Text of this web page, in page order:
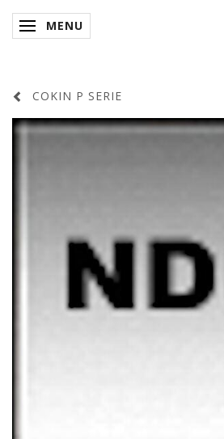
SKIFTE NAVIGATION
MENU
COKIN P SERIE